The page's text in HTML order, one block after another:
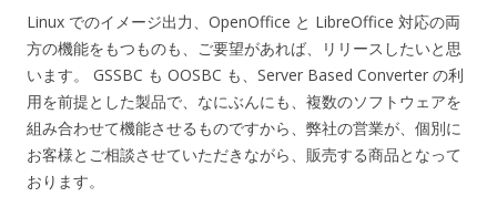
Linux でのイメージ出力、OpenOffice と LibreOffice 対応の両
方の機能をもつものも、ご要望があれば、リリースしたいと思
います。 GSSBC も OOSBC も、Server Based Converter の利
用を前提とした製品で、なにぶんにも、複数のソフトウェアを
組み合わせて機能させるものですから、弊社の営業が、個別に
お客様とご相談させていただきながら、販売する商品となって
おります。